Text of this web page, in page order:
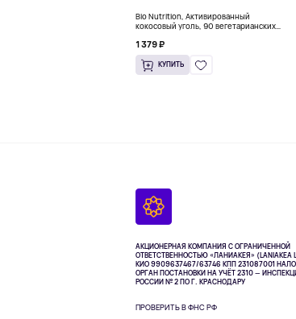
Bio Nutrition, Активированный
кокосовый уголь, 90 вегетарианских
1 379 ₽
КУПИТЬ
АКЦИОНЕРНАЯ КОМПАНИЯ С ОГРАНИЧЕННОЙ
ОТВЕТСТВЕННОСТЬЮ «ЛАНИАКЕЯ» (LANIAKEA
КИО 9909637467/63746 КПП 231087001
ОРГАН ПОСТАНОВКИ НА УЧЁТ 2310 —
РОССИИ № 2 ПО Г. КРАСНОДАРУ
ПРОВЕРИТЬ В ФНС РФ